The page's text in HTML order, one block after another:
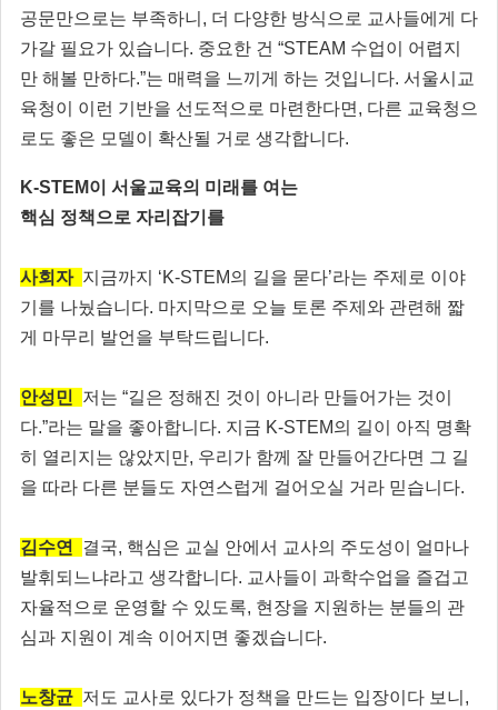
공문만으로는 부족하니, 더 다양한 방식으로 교사들에게 다
가갈 필요가 있습니다. 중요한 건 “STEAM 수업이 어렵지
만 해볼 만하다.”는 매력을 느끼게 하는 것입니다. 서울시교
육청이 이런 기반을 선도적으로 마련한다면, 다른 교육청으
로도 좋은 모델이 확산될 거로 생각합니다.
K-STEM이 서울교육의 미래를 여는
핵심 정책으로 자리잡기를
사회자 지금까지 ‘K-STEM의 길을 묻다’라는 주제로 이야
기를 나눴습니다. 마지막으로 오늘 토론 주제와 관련해 짧
게 마무리 발언을 부탁드립니다.
안성민
저는 “길은 정해진 것이 아니라 만들어가는 것이
다.”라는 말을 좋아합니다. 지금 K-STEM의 길이 아직 명확
히 열리지는 않았지만, 우리가 함께 잘 만들어간다면 그 길
을 따라 다른 분들도 자연스럽게 걸어오실 거라 믿습니다.
김수연 결국, 핵심은 교실 안에서 교사의 주도성이 얼마나
발휘되느냐라고 생각합니다. 교사들이 과학수업을 즐겁고
자율적으로 운영할 수 있도록, 현장을 지원하는 분들의 관
심과 지원이 계속 이어지면 좋겠습니다.
노창균 저도 교사로 있다가 정책을 만드는 입장이다 보니,